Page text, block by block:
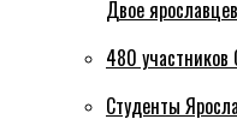
Двое
480 участников
Студенты